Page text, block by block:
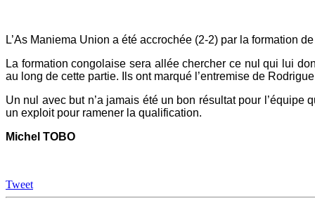
L’As Maniema Union a été accrochée (2-2) par la formation
La formation congolaise sera allée chercher ce nul qui lui
au long de cette partie. Ils ont marqué l’entremise de
Un nul avec but n’a jamais été un bon résultat pour
un exploit pour ramener la qualification.
Michel TOBO
Tweet